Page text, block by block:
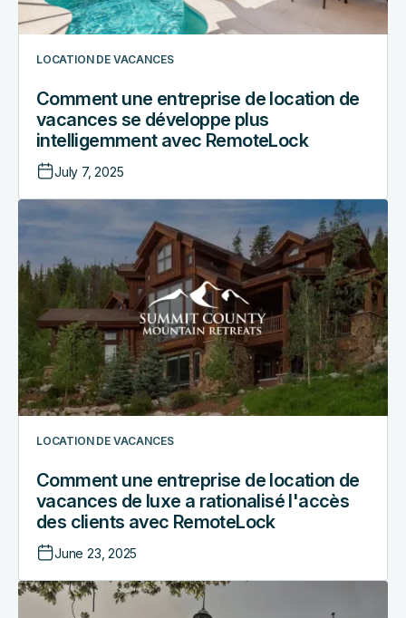
LOCATION DE VACANCES
Comment une entreprise de location de
vacances se développe plus
intelligemment avec RemoteLock
July 7, 2025
développe
plus
intelligemment
RemoteLock
LOCATION DE VACANCES
Comment une entreprise de location de
vacances de luxe a rationalisé l'accès
des clients avec RemoteLock
June 23, 2025
Comment
entreprise
de
location
vacances
de
luxe
a
l'accès
des
clients
avec
Comment